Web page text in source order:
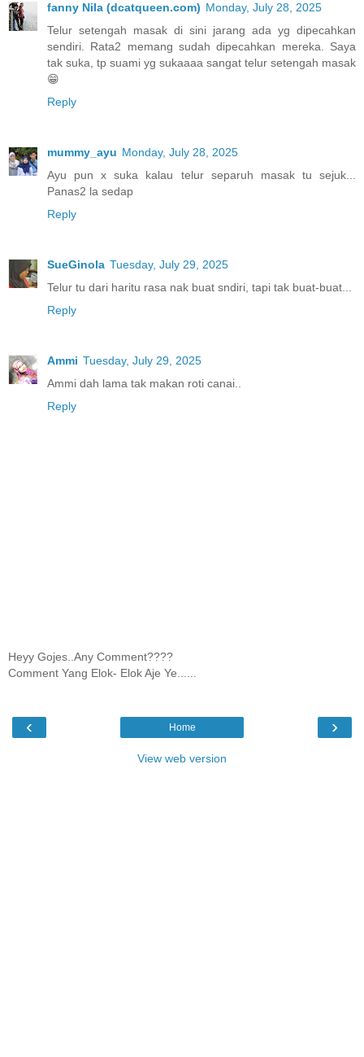
fanny Nila (dcatqueen.com) Monday, July 28, 2025
Telur setengah masak di sini jarang ada yg dipecahkan
sendiri. Rata2 memang sudah dipecahkan mereka. Saya
tak suka, tp suami yg sukaaaa sangat telur setengah masak
😁
Reply
mummy_ayu Monday, July 28, 2025
Ayu pun x suka kalau telur separuh masak tu sejuk...
Panas2 la sedap
Reply
SueGinola Tuesday, July 29, 2025
Telur tu dari haritu rasa nak buat sndiri, tapi tak buat-buat...
Reply
Ammi Tuesday, July 29, 2025
Ammi dah lama tak makan roti canai..
Reply
Heyy Gojes..Any Comment????
Comment Yang Elok- Elok Aje Ye......
‹ ›
Home
View web version